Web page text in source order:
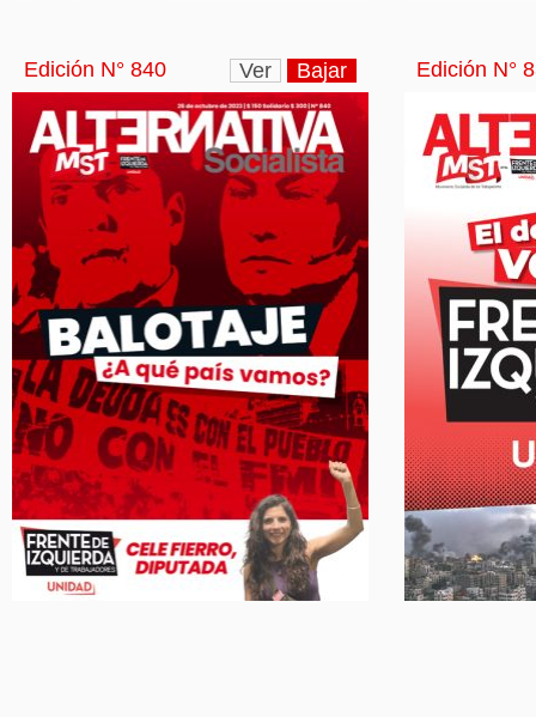
Edición N° 840 Bajar
Ver Edición N°